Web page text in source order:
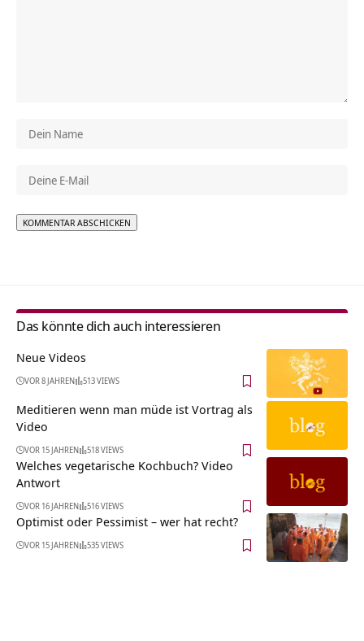
Das könnte dich auch interessieren
Neue Videos
VOR 8 JAHREN 513 VIEWS
Meditieren wenn man müde ist Vortrag als
Video
VOR 15 JAHREN 518 VIEWS
Welches vegetarische Kochbuch? Video
Antwort
VOR 16 JAHREN 516 VIEWS
Optimist oder Pessimist – wer hat recht?
VOR 15 JAHREN 535 VIEWS